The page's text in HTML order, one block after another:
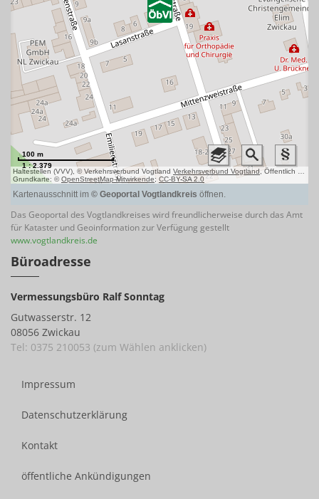
Das Geoportal des Vogtlandkreises wird freundlicherweise durch das Amt
für Kataster und Geoinformation zur Verfügung gestellt
www.vogtlandkreis.de
Büroadresse
Vermessungsbüro Ralf Sonntag
Gutwasserstr. 12
08056 Zwickau
Tel: 0375 210053 (zum Wählen anklicken)
Impressum
Datenschutzerklärung
Kontakt
öffentliche Ankündigungen